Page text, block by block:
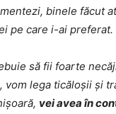
binele făcut
pe care i-ai preferat.
să fii foarte
vom lega ticăloșii și
vei avea în